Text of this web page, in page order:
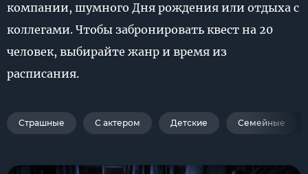
компании, шумного Дня рождения или отдыха с
коллегами. Чтобы забронировать квест на 20
человек, выбирайте жанр и время из
расписания.
Страшные С актером Детские Семейные